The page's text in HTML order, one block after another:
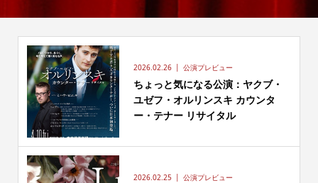
2026.02.26 公演プレビュー
ちょっと気になる公演：ヤクブ・
ユゼフ・オルリンスキ カウンタ
ー・テナー リサイタル
2026.02.25 公演プレビュー